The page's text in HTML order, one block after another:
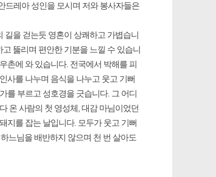
드레아 성인을 모시며 저와 봉사자들은
길을 걷는듯 영혼이 상쾌하고 가볍습니
뚫리며 편안한 기분을 느낄 수 있습니
촌에 와 있습니다. 전국에서 박해를 피
사를 나누며 음식을 나누고 웃고 기뻐
를 부르고 성호경을 긋습니다. 그 어디
온 사람의 첫 영성체, 대감 마님이었던
지를 잡는 날입니다. 모두가 웃고 기뻐
느님을 배반하지 않으며 천 번 살아도